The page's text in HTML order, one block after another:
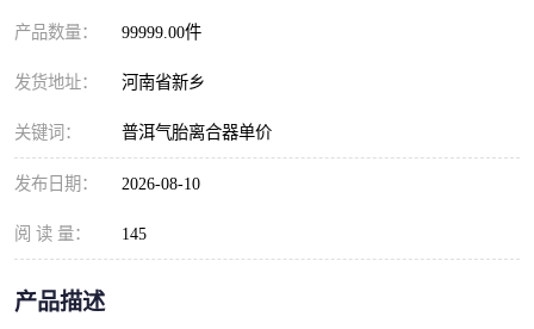
产品数量： 99999.00件
发货地址： 河南省新乡
关键词： 普洱气胎离合器单价
发布日期： 2026-08-10
阅 读 量： 145
产品描述